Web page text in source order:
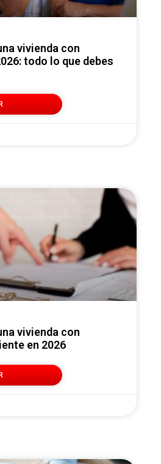
todo lo que debes
en 2026